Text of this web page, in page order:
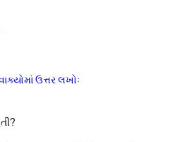
ઉત્તર લખોઃ